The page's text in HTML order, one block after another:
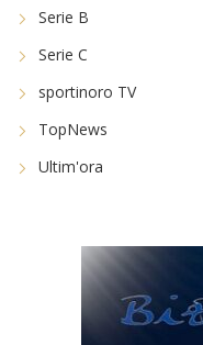
Serie B
Serie C
sportinoro TV
TopNews
Ultim'ora